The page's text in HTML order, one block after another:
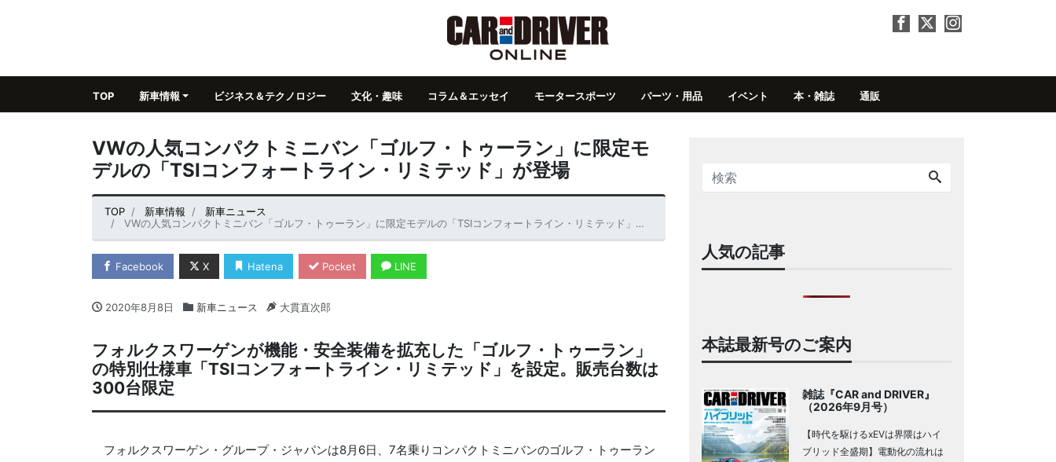
TOP 新車情報 ビジネス＆テクノロジー 文化・趣味 コラム＆エッセイ モータースポーツ パーツ・用品 イベント 本・雑誌 通販
VWの人気コンパクトミニバン「ゴルフ・トゥーラン」に限定モ
デルの「TSIコンフォートライン・リミテッド」が登場
TOP 新車情報
新車ニュース
VWの人気コンパクトミニバン「ゴルフ・トゥーラン」に限定モデルの「TSIコンフォートライン・リミテッド」が登場
Facebook X Hatena Pocket LINE
2020年8月8日 新車ニュース 大貫直次郎
フォルクスワーゲンが機能・安全装備を拡充した「ゴルフ・トゥーラン」
の特別仕様車「TSIコンフォートライン・リミテッド」を設定。販売台数は
300台限定
フォルクスワーゲン・グループ・ジャパンは8月6日、7名乗りコンパクトミニバンのゴルフ・トゥーラン
人気の記事
本誌最新号のご案内
雑誌『CAR and DRIVER』
（2026年9月号）
【時代を駆けるxEVは界隈はハイ
ブリッド全盛期】電動化の流れは